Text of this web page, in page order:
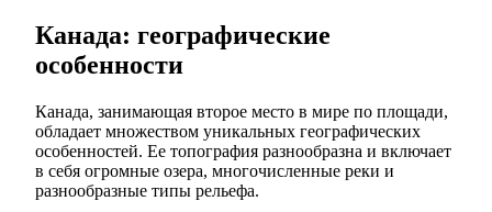
Канада: географические
особенности
Канада, занимающая второе место в мире по площади,
обладает множеством уникальных географических
особенностей. Ее топография разнообразна и включает
в себя огромные озера, многочисленные реки и
разнообразные типы рельефа.